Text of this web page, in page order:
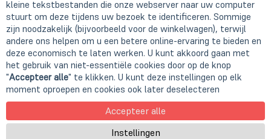
Screen Resolution
1440 x 900 Pixel (WXGA+)
Aspect ratio
16:9
Surface
Glossy display
Lamp type
LED backlight
nicht vorhanden
kleine tekstbestanden die onze webserver naar uw computer
stuurt om deze tijdens uw bezoek te identificeren. Sommige
zijn noodzakelijk (bijvoorbeeld voor de winkelwagen), terwijl
andere ons helpen om u een betere online-ervaring te bieden en
deze economisch te laten werken. U kunt akkoord gaan met
het gebruik van niet-essentiële cookies door op de knop
"Accepteer alle" te klikken. U kunt deze instellingen op elk
moment oproepen en cookies ook later deselecteren
Accepteer alle
Instellingen